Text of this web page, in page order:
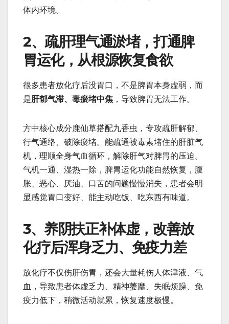
体内环境。
2、疏肝理气通淤堵，打通脾
胃运化，从根源恢复食欲
很多患者放化疗后没胃口，不是脾胃本身虚弱，而
是肝郁气滞、毒瘀堵中焦 ，导致脾胃无法工作。
方中核心成分鹿仙草搭配九香虫，专攻疏肝解郁、
行气通络、破除瘀堵。能疏通被毒素堵住的肝脏气
机，理顺全身气血循环，解除肝气对脾胃的压迫。
气机一通、湿热一除，脾胃运化功能自然恢复，腹
胀、恶心、厌油、口苦的问题慢慢消失，患者会明
显感觉胃口变好、能主动吃饭、吃东西有味道。
3、养阴扶正补体虚，改善放
化疗后浑身乏力、免疫力差
放化疗不仅伤肝伤胃，还会大量耗伤人体津液、气
血，导致患者体虚乏力、精神萎靡、失眠烦躁、免
疫力低下，稍微活动就累，恢复速度极慢。